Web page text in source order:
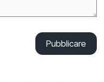
Pubblicare